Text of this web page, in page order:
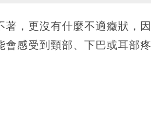
，更沒有什麼不適癥狀，因
感受到頸部、下巴或耳部疼